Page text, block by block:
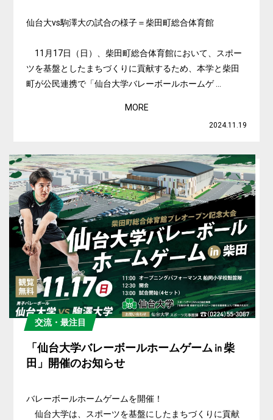
仙台大vs駒澤大の試合の様子＝柴田町総合体育館
11月17日（日）、柴田町総合体育館において、スポー
ツを基盤としたまちづくりに貢献するため、本学と柴田
町が公民連携で「仙台大学バレーボールホームゲ ...
MORE
2024.11.19
交流・最注目
「仙台大学バレーボールホームゲーム㏌柴
田」開催のお知らせ
バレーボールホームゲームを開催！
仙台大学は、スポーツを基盤にしたまちづくりに貢献